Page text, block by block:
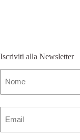
Iscriviti alla Newsletter